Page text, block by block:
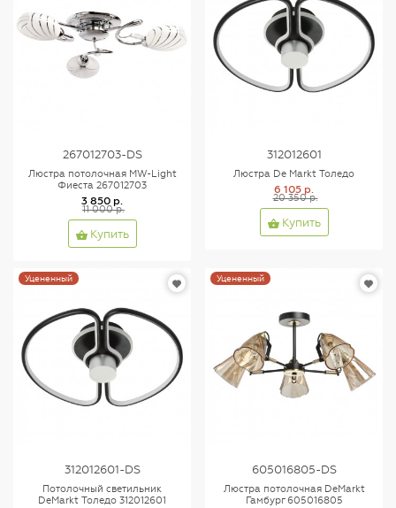
267012703-DS
Люстра потолочная MW-Light
Фиеста 267012703
3 850 р.
11 000 р.
Купить
312012601
Люстра De Markt Толедо
6 105 р.
20 350 р.
Купить
Уцененный
312012601-DS
Потолочный светильник
DeMarkt Толедо 312012601
Уцененный
605016805-DS
Люстра потолочная DeMarkt
Гамбург 605016805